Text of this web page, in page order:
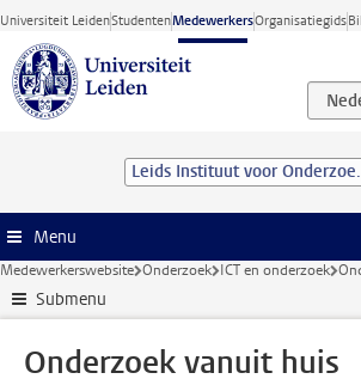
Ga direct naar de inhoud
Universiteit LeidenStudentenMedewerkersOrganisatiegids
Leids
Menu
Medewerkerswebsite Onderzoek ICT en onderzoek
Submenu
Onderzoek vanuit huis